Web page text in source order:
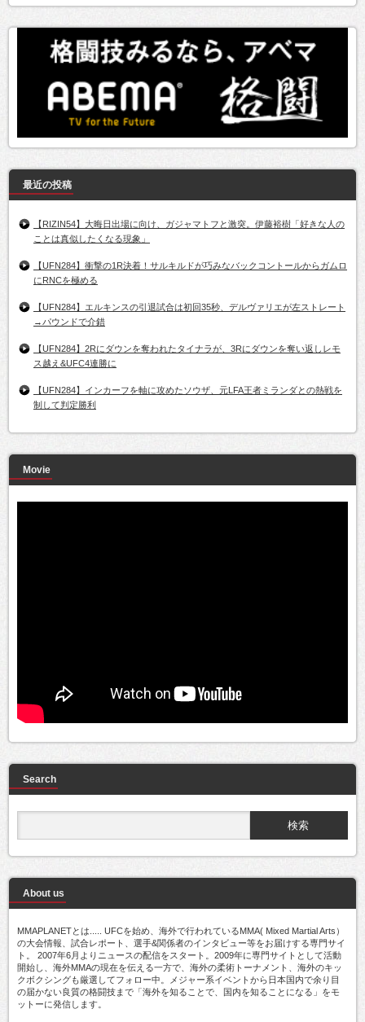
最近の投稿
【RIZIN54】大晦日出場に向け、ガジャマトフと激突。伊藤裕樹「好きな人の
ことは真似したくなる現象」
【UFN284】衝撃の1R決着！サルキルドが巧みなバックコントールからガムロ
にRNCを極める
【UFN284】エルキンスの引退試合は初回35秒、デルヴァリエが左ストレート
→パウンドで介錯
【UFN284】2Rにダウンを奪われたタイナラが、3Rにダウンを奪い返しレモ
ス越え&UFC4連勝に
【UFN284】インカーフを軸に攻めたソウザ、元LFA王者ミランダとの熱戦を
制して判定勝利
Movie
Search
About us
MMAPLANETとは..... UFCを始め、海外で行われているMMA( Mixed Martial Arts）
の大会情報、試合レポート、選手&関係者のインタビュー等をお届けする専門サイ
ト。 2007年6月よりニュースの配信をスタート。2009年に専門サイトとして活動
開始し、海外MMAの現在を伝える一方で、海外の柔術トーナメント、海外のキッ
クボクシングも厳選してフォロー中。メジャー系イベントから日本国内で余り目
の届かない良質の格闘技まで「海外を知ることで、国内を知ることになる」をモ
ットーに発信します。